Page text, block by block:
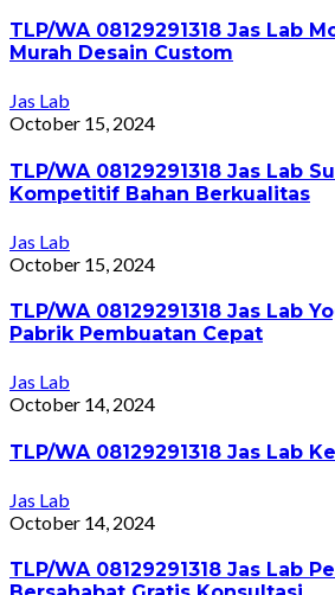
TLP/WA 08129291318 Jas Lab
Murah Desain Custom
Jas Lab
October 15, 2024
TLP/WA 08129291318 Jas Lab
Kompetitif Bahan Berkualitas
Jas Lab
October 15, 2024
TLP/WA 08129291318 Jas Lab
Pabrik Pembuatan Cepat
Jas Lab
October 14, 2024
TLP/WA 08129291318 Jas Lab
Jas Lab
October 14, 2024
TLP/WA 08129291318 Jas Lab